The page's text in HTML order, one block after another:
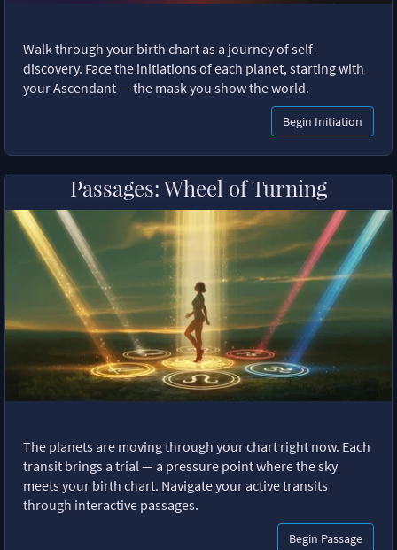
Walk through your birth chart as a journey of self-
discovery. Face the initiations of each planet, starting with
your Ascendant — the mask you show the world.
Begin Initiation
Passages: Wheel of Turning
The planets are moving through your chart right now. Each
transit brings a trial — a pressure point where the sky
meets your birth chart. Navigate your active transits
through interactive passages.
Begin Passage